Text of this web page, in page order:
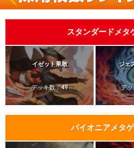
スタンダードメタ
イゼット果敢
デッキ数：49
ジェ
デ
パイオニアメタ